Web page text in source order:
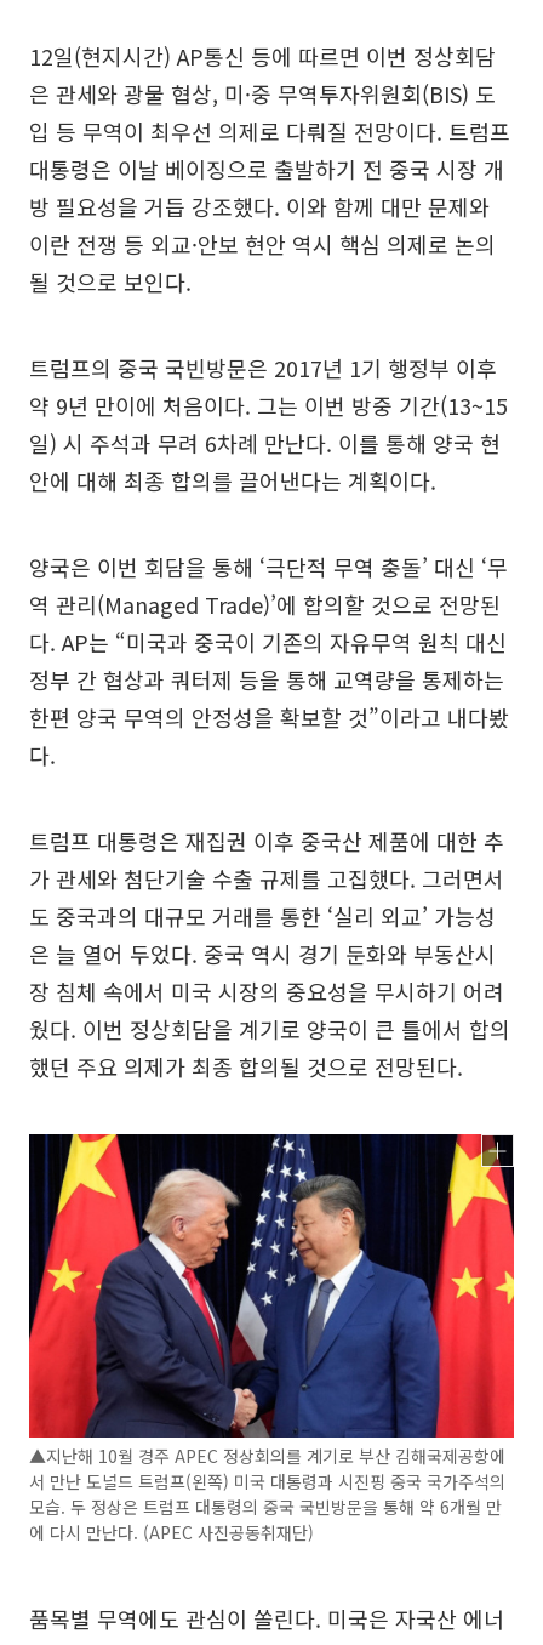
12일(현지시간) AP통신 등에 따르면 이번 정상회담
은 관세와 광물 협상, 미·중 무역투자위원회(BIS) 도
입 등 무역이 최우선 의제로 다뤄질 전망이다. 트럼프
대통령은 이날 베이징으로 출발하기 전 중국 시장 개
방 필요성을 거듭 강조했다. 이와 함께 대만 문제와
이란 전쟁 등 외교·안보 현안 역시 핵심 의제로 논의
될 것으로 보인다.
트럼프의 중국 국빈방문은 2017년 1기 행정부 이후
약 9년 만이에 처음이다. 그는 이번 방중 기간(13~15
일) 시 주석과 무려 6차례 만난다. 이를 통해 양국 현
안에 대해 최종 합의를 끌어낸다는 계획이다.
양국은 이번 회담을 통해 ‘극단적 무역 충돌’ 대신 ‘무
역 관리(Managed Trade)’에 합의할 것으로 전망된
다. AP는 “미국과 중국이 기존의 자유무역 원칙 대신
정부 간 협상과 쿼터제 등을 통해 교역량을 통제하는
한편 양국 무역의 안정성을 확보할 것”이라고 내다봤
다.
트럼프 대통령은 재집권 이후 중국산 제품에 대한 추
가 관세와 첨단기술 수출 규제를 고집했다. 그러면서
도 중국과의 대규모 거래를 통한 ‘실리 외교’ 가능성
은 늘 열어 두었다. 중국 역시 경기 둔화와 부동산시
장 침체 속에서 미국 시장의 중요성을 무시하기 어려
웠다. 이번 정상회담을 계기로 양국이 큰 틀에서 합의
했던 주요 의제가 최종 합의될 것으로 전망된다.
▲지난해 10월 경주 APEC 정상회의를 계기로 부산 김해국제공항에
서 만난 도널드 트럼프(왼쪽) 미국 대통령과 시진핑 중국 국가주석의
모습. 두 정상은 트럼프 대통령의 중국 국빈방문을 통해 약 6개월 만
에 다시 만난다. (APEC 사진공동취재단)
품목별 무역에도 관심이 쏠린다. 미국은 자국산 에너